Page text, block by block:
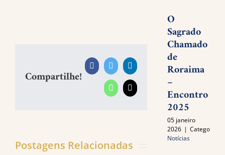
Compartilhe! FacebookTwitterLinkedIn
WhatsApp
E-
mail
Postagens Relacionadas
O
Sagrado
Chamado
de
Roraima
–
Encontro
2025
05 janeiro
2026 | Categories:
Notícias